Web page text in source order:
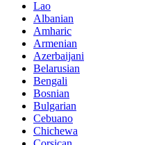
Lao
Albanian
Amharic
Armenian
Azerbaijani
Belarusian
Bengali
Bosnian
Bulgarian
Cebuano
Chichewa